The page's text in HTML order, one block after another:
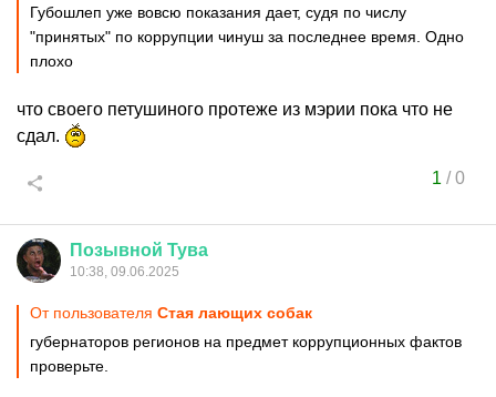
Губошлеп уже вовсю показания дает, судя по числу
"принятых" по коррупции чинуш за последнее время. Одно
плохо
что своего петушиного протеже из мэрии пока что не
сдал.
1 /0
Позывной Тува
10:38, 09.06.2025
От пользователя Стая лающих собак
губернаторов регионов на предмет коррупционных фактов
проверьте.